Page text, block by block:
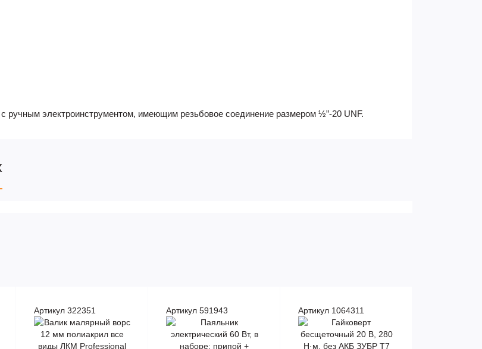
ручным электроинструментом, имеющим резьбовое соединение размером ½”-20 UNF.
Артикул 322351 Артикул 591943 Артикул 1064311